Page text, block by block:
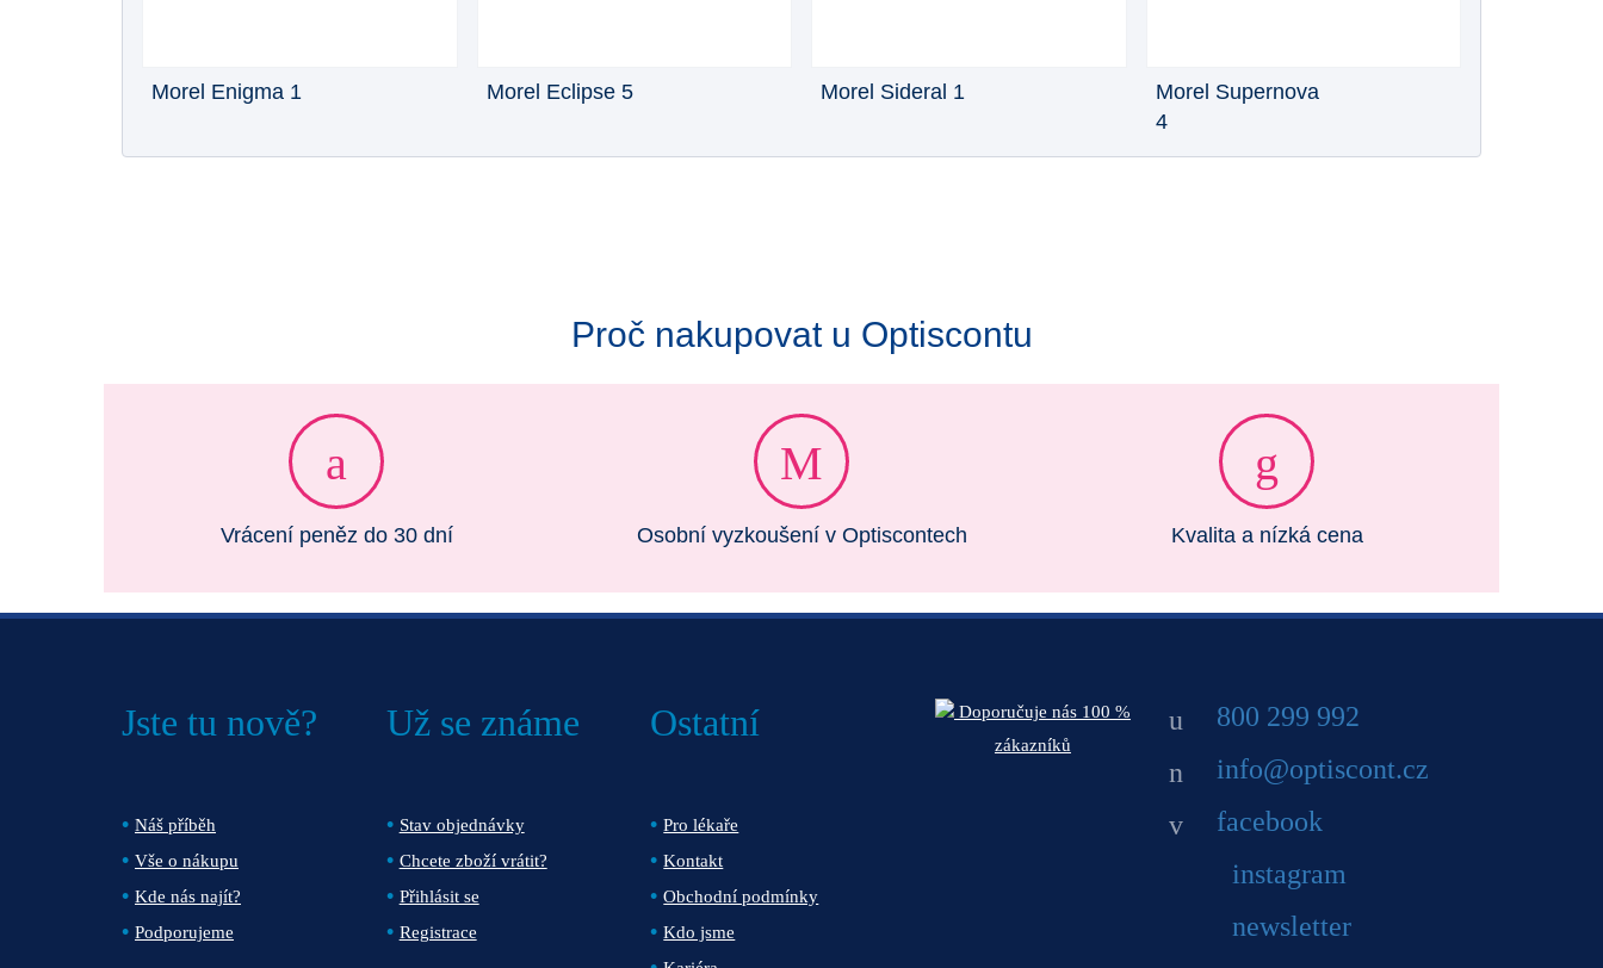
Morel Enigma 1 Morel Eclipse 5 Morel Sideral 1
Morel Supernova
4
Proč nakupovat u Optiscontu
Vrácení peněz do 30 dní Osobní vyzkoušení v Optiscontech Kvalita a nízká cena
Doporučuje nás 100 %
zákazníků
800 299 992
info@optiscont.cz
facebook
instagram
newsletter
Jste tu nově?
Náš příběh
Vše o nákupu
Kde nás najít?
Podporujeme
Už se známe
Stav objednávky
Chcete zboží vrátit?
Přihlásit se
Registrace
Ostatní
Pro lékaře
Kontakt
Obchodní podmínky
Kdo jsme